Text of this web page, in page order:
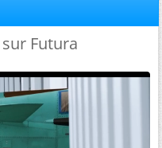
Futura